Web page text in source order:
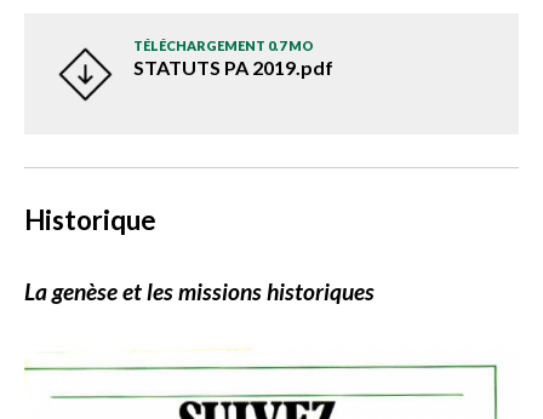
TÉLÉCHARGEMENT 0.7 MO
STATUTS PA 2019.pdf
Historique
La genèse et les missions historiques